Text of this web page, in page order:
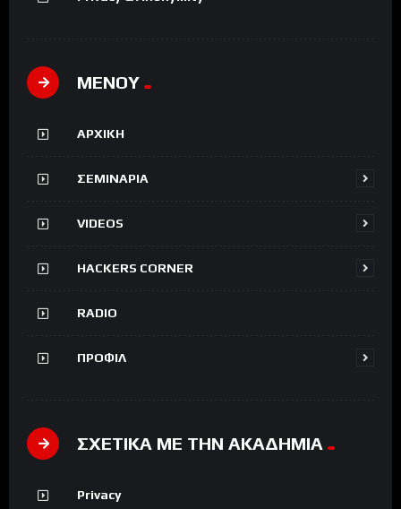
ΜΕΝΟΥ
ΑΡΧΙΚΗ
ΣΕΜΙΝΑΡΙΑ
VIDEOS
HACKERS CORNER
RADIO
ΠΡΟΦΙΛ
ΣΧΕΤΙΚΑ ΜΕ ΤΗΝ ΑΚΑΔΗΜΙΑ
Privacy